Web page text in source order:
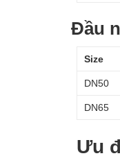
Đầu
Size
DN50
DN65
Ưu